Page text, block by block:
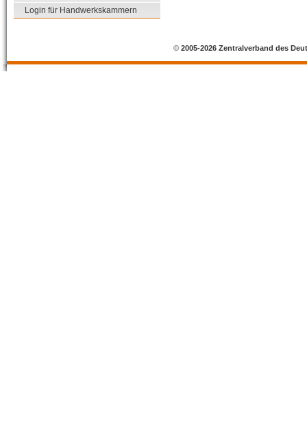
Login für Handwerkskammern
© 2005-2026 Zentralverband des